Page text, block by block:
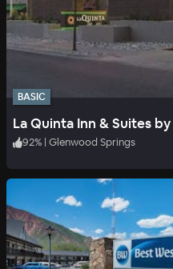
BASIC
92% Glenwood Springs